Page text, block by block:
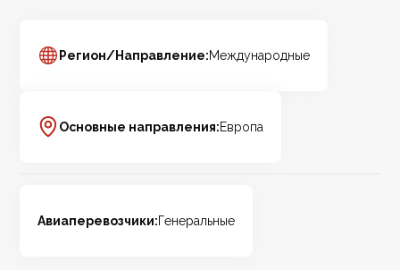
Регион/Направление:Международные
Основные направления:Европа
Авиаперевозчики:Генеральные